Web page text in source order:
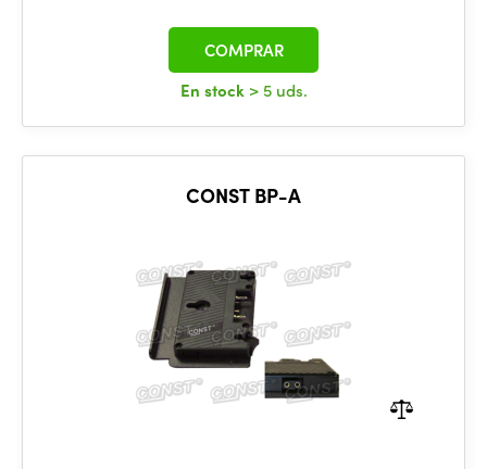
En stock > 5 uds.
COMPRAR
CONST BP-A